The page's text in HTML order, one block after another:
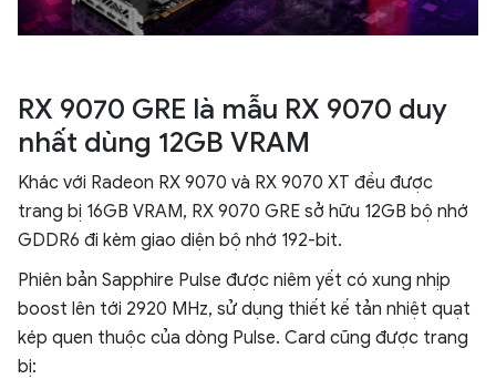
RX 9070 GRE là mẫu RX 9070 duy
nhất dùng 12GB VRAM
Khác với Radeon RX 9070 và RX 9070 XT đều được
trang bị 16GB VRAM, RX 9070 GRE sở hữu 12GB bộ nhớ
GDDR6 đi kèm giao diện bộ nhớ 192-bit.
Phiên bản Sapphire Pulse được niêm yết có xung nhịp
boost lên tới 2920 MHz, sử dụng thiết kế tản nhiệt quạt
kép quen thuộc của dòng Pulse. Card cũng được trang
bị: